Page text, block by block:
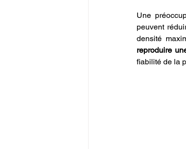
Une
peuvent
reproduire
fiabilité de la